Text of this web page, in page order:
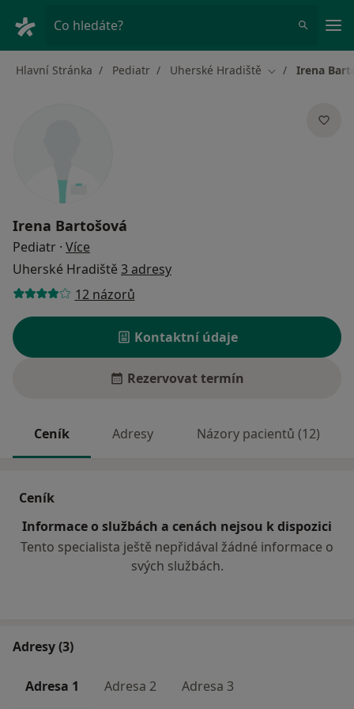
Co hledáte?
Hlavní Stránka Pediatr Uherské Hradiště Změna města
Irena
Irena Bartošová
Pediatr · Více
Uherské Hradiště 3 adresy
12 názorů
Kontaktní údaje
Rezervovat termín
Ceník Adresy Názory pacientů (12)
Ceník
Informace o službách a cenách nejsou k dispozici
Tento specialista ještě nepřidával žádné informace o
svých službách.
Adresy (3)
Adresa 1 Adresa 2 Adresa 3